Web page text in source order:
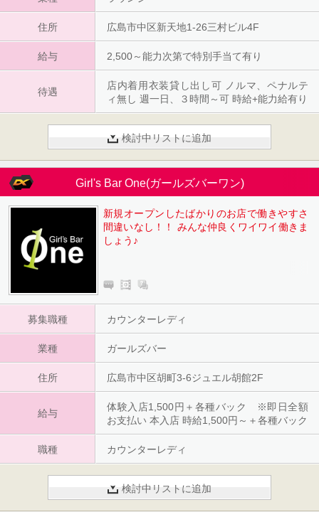
住所 広島市中区新天地1-26三村ビル4F
給与 2,500～能力次第で特別手当て有り
待遇
店内着用衣装貸し出し可 ノルマ、ペナルテ
ィ無し 週一日、３時間～可 時給+能力給有り
検討中リストに追加
Girl's Bar One(ガールズバーワン)
新規オープンしたばかりのお店で働きやすさ
間違いなし！！ みんな仲良くワイワイ働きま
しょう♪
募集職種 カウンターレディ
業種 ガールズバー
住所 広島市中区胡町3-6ジュエル胡館2F
給与
体験入店1,500円＋各種バック ※即日全額
お支払い 本入店 時給1,500円～＋各種バック
職種 カウンターレディ
検討中リストに追加